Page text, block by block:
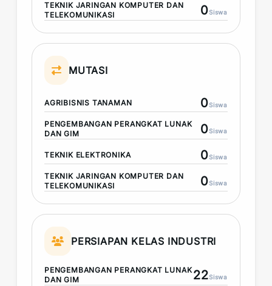
TEKNIK JARINGAN KOMPUTER DAN
TELEKOMUNIKASI
0Siswa
MUTASI
AGRIBISNIS TANAMAN 0Siswa
PENGEMBANGAN PERANGKAT LUNAK
DAN GIM
0Siswa
TEKNIK ELEKTRONIKA 0Siswa
TEKNIK JARINGAN KOMPUTER DAN
TELEKOMUNIKASI
0Siswa
PERSIAPAN KELAS INDUSTRI
PENGEMBANGAN PERANGKAT LUNAK
DAN GIM
22Siswa